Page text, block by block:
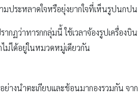
ประหลาดใจหรือยุ่งยากใจที่เห็นรูปนกป
กฏว่าทารกกลุ่มนี้ ใช้เวลาจ้องรูปเครื่อ
ม่ได้อยู่ในหมวดหมู่เดียวกัน
ย่างนำตะเกียบและช้อนมากองรวมกัน จ